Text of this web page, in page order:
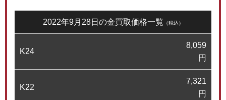
2022年9月28日の金買取価格一覧 （税込）
K24
8,059
円
K22
7,321
円